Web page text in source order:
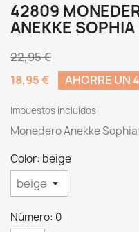
42809
ANEKKE SOPHIA
22,95 €
18,95 €
AHORRE UN
Impuestos incluidos
Monedero Anekke
Color: beige
Número: 0